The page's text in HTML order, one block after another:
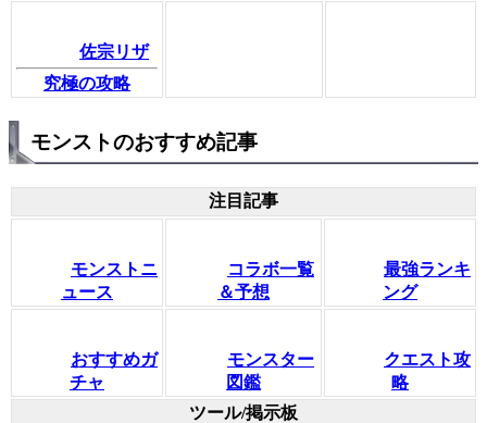
佐宗リザ
究極の攻略
モンストのおすすめ記事
注目記事
モンストニ
ュース
コラボ一覧
＆予想
最強ランキ
ング
おすすめガ
チャ
モンスター
図鑑
クエスト攻
略
ツール/掲示板